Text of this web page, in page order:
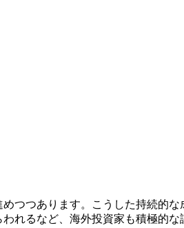
つあります。こうした持続的
れるなど、海外投資家も積極的な